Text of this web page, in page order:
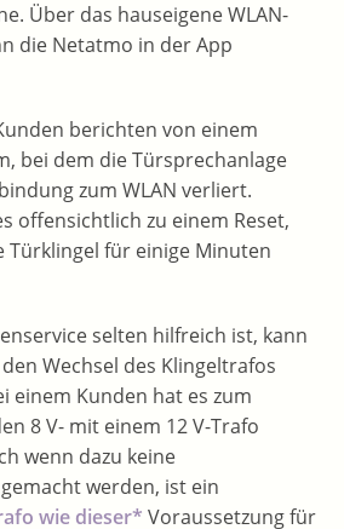
Über das hauseigene WLAN-
die Netatmo in der App
berichten von einem
bei dem die Türsprechanlage
zum WLAN verliert.
offensichtlich zu einem Reset,
Türklingel für einige Minuten
selten hilfreich ist, kann
Wechsel des Klingeltrafos
einem Kunden hat es zum
8 V- mit einem 12 V-Trafo
wenn dazu keine
werden, ist ein
wie dieser* Voraussetzung für